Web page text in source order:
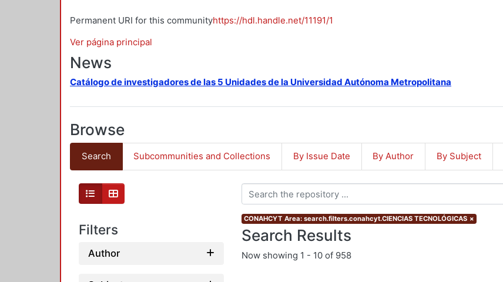
Permanent URI for this communityhttps://hdl.handle.net/11191/1
Ver página principal
News
Catálogo de investigadores de las 5 Unidades de la Universidad Autónoma Metropolitana
Browse
Search Subcommunities and Collections By Issue Date By Author By Subject
Filters
Author
CONAHCYT Area: search.filters.conahcyt.CIENCIAS TECNOLÓGICAS ×
Search Results
Now showing 1 - 10 of 958